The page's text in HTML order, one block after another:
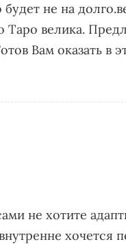
не на
велика.
Вам оказать в
не хотите
хочется